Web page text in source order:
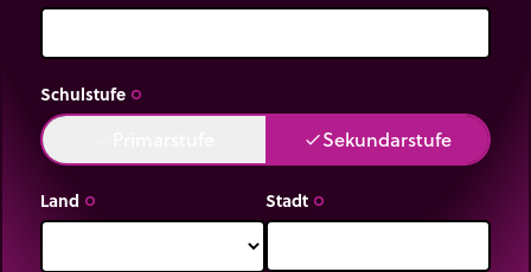
Schulstufe trip_origin
doneSekundarstufe
Land trip_origin Stadt trip_origin